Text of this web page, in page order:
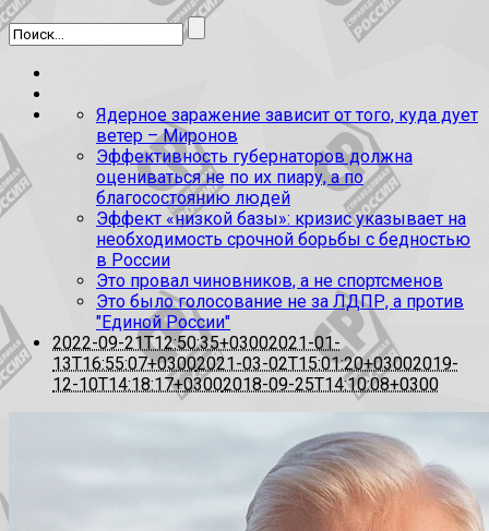
Ядерное заражение зависит от того, куда дует
ветер – Миронов
Эффективность губернаторов должна
оцениваться не по их пиару, а по
благосостоянию людей
Эффект «низкой базы»: кризис указывает на
необходимость срочной борьбы с бедностью
в России
Это провал чиновников, а не спортсменов
Это было голосование не за ЛДПР, а против
"Единой России"
2022-09-21T12:50:35+03002021-01-
13T16:55:07+03002021-03-02T15:01:20+03002019-
12-10T14:18:17+03002018-09-25T14:10:08+0300